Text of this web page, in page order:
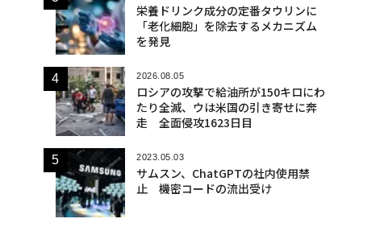
栄養ドリンク成分の定番タウリンに
「老化細胞」を除去するメカニズム
を発見
2026.08.05
ロシアの攻撃で給油所が150キロにわ
たり全滅、ウは米国の引き寄せに奔
走 全面侵攻1623日目
2023.05.03
サムスン、ChatGPTの社内使用禁
止 機密コードの流出受け